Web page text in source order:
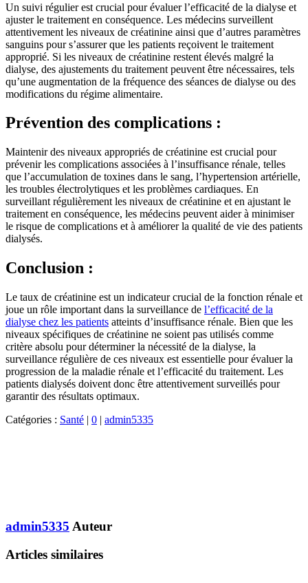
Un suivi régulier est crucial pour évaluer l’efficacité de la dialyse et
ajuster le traitement en conséquence. Les médecins surveillent
attentivement les niveaux de créatinine ainsi que d’autres paramètres
sanguins pour s’assurer que les patients reçoivent le traitement
approprié. Si les niveaux de créatinine restent élevés malgré la
dialyse, des ajustements du traitement peuvent être nécessaires, tels
qu’une augmentation de la fréquence des séances de dialyse ou des
modifications du régime alimentaire.
Prévention des complications :
Maintenir des niveaux appropriés de créatinine est crucial pour
prévenir les complications associées à l’insuffisance rénale, telles
que l’accumulation de toxines dans le sang, l’hypertension artérielle,
les troubles électrolytiques et les problèmes cardiaques. En
surveillant régulièrement les niveaux de créatinine et en ajustant le
traitement en conséquence, les médecins peuvent aider à minimiser
le risque de complications et à améliorer la qualité de vie des patients
dialysés.
Conclusion :
Le taux de créatinine est un indicateur crucial de la fonction rénale et
joue un rôle important dans la surveillance de l’efficacité de la
dialyse chez les patients atteints d’insuffisance rénale. Bien que les
niveaux spécifiques de créatinine ne soient pas utilisés comme
critère absolu pour déterminer la nécessité de la dialyse, la
surveillance régulière de ces niveaux est essentielle pour évaluer la
progression de la maladie rénale et l’efficacité du traitement. Les
patients dialysés doivent donc être attentivement surveillés pour
garantir des résultats optimaux.
Catégories : Santé | 0 | admin5335
admin5335 Auteur
Articles similaires